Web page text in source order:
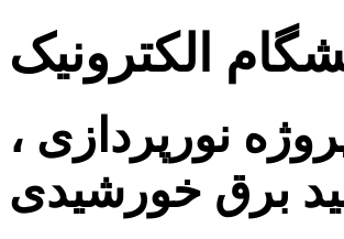
الکترونیک
نورپردازی ،
برق خورشیدی